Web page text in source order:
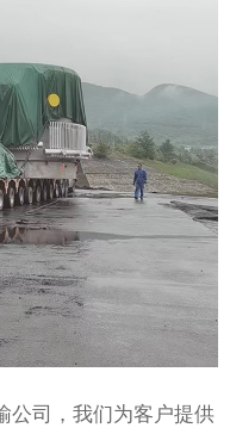
公司，我们为客户提供